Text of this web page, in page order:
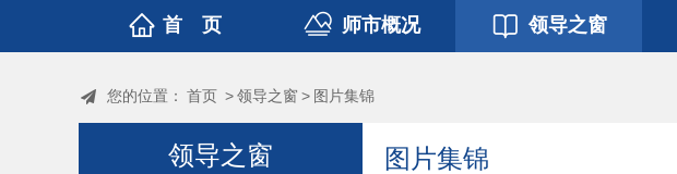
首 页 师市概况 领导之窗
您的位置： 首页 >领导之窗 > 图片集锦
领导之窗 图片集锦